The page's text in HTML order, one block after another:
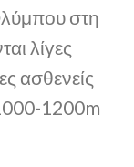
στη
λίγες
ασθενείς
1200m